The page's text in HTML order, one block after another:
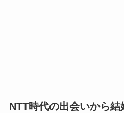
NTT時代の出会いから